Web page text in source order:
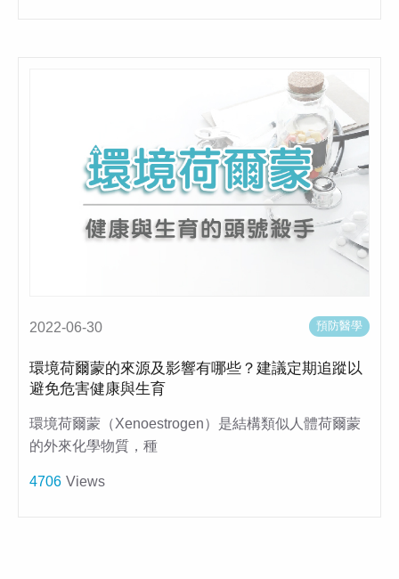
2022-06-30 預防醫學
環境荷爾蒙的來源及影響有哪些？建議定期追蹤以
避免危害健康與生育
環境荷爾蒙（Xenoestrogen）是結構類似人體荷爾蒙
的外來化學物質，種
4706 Views